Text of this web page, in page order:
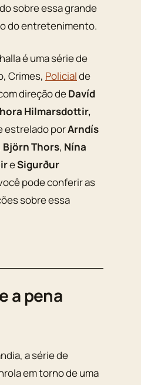
sobre essa grande
do entretenimento.
é uma série de
Crimes, Policialde
direção deDavíd
Hilmarsdottir,
estrelado porArndís
Björn Thors, Nína
eSigurður
pode conferir as
sobre essa
a pena
a série de
em torno de uma